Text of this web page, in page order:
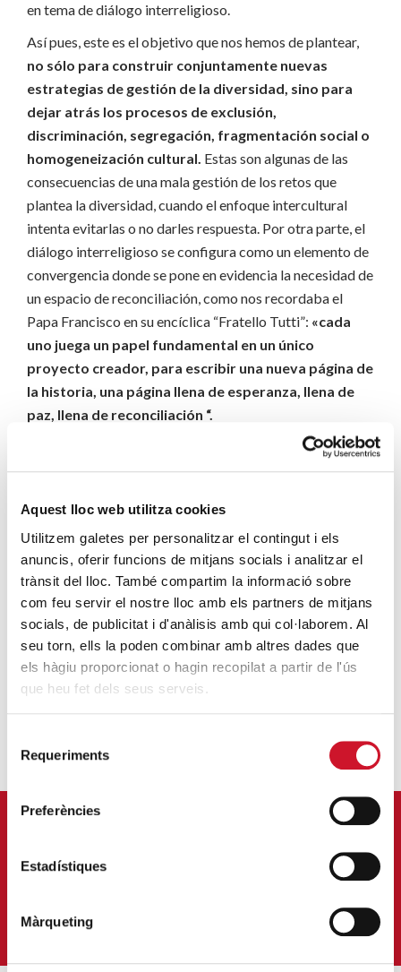
Aquest lloc web utilitza cookies
Utilitzem galetes per personalitzar el contingut i els
anuncis, oferir funcions de mitjans socials i analitzar el
trànsit del lloc. També compartim la informació sobre
com feu servir el nostre lloc amb els partners de mitjans
socials, de publicitat i d'anàlisis amb qui col·laborem. Al
seu torn, ells la poden combinar amb altres dades que
els hàgiu proporcionat o hagin recopilat a partir de l'ús
que heu fet dels seus serveis.
Requeriments
Preferències
Estadístiques
Màrqueting
en tema de diálogo interreligioso.
Así pues, este es el objetivo que nos hemos de plantear,
no sólo para construir conjuntamente nuevas
estrategias de gestión de la diversidad, sino para
dejar atrás los procesos de exclusión,
discriminación, segregación, fragmentación social o
homogeneización cultural. Estas son algunas de las
consecuencias de una mala gestión de los retos que
plantea la diversidad, cuando el enfoque intercultural
intenta evitarlas o no darles respuesta. Por otra parte, el
diálogo interreligioso se configura como un elemento de
convergencia donde se pone en evidencia la necesidad de
un espacio de reconciliación, como nos recordaba el
Papa Francisco en su encíclica “Fratello Tutti”: «cada
uno juega un papel fundamental en un único
proyecto creador, para escribir una nueva página de
la historia, una página llena de esperanza, llena de
paz, llena de reconciliación “.
OMAIRA BELTRÁN
Correu-
QUIERO SUSCRIBIRME